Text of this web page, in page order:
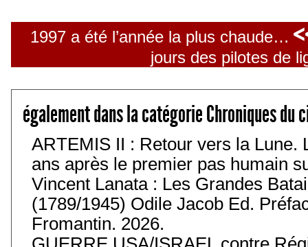
1997 a été l’année la plus chaude…
jours des pilotes de
également dans la catégorie Chroniques du
ARTEMIS II : Retour vers la Lune.
ans après le premier pas humain
Vincent Lanata : Les Grandes
(1789/1945) Odile Jacob Ed.
Fromantin. 2026.